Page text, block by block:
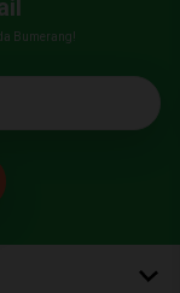
Bumerang!